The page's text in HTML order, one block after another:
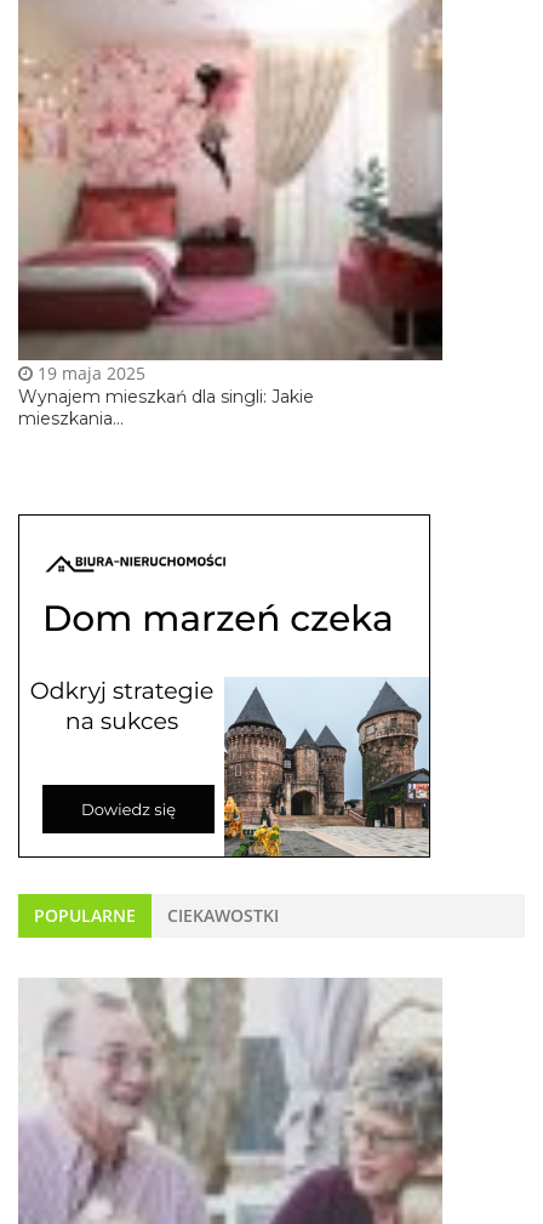
Wynajem mieszkań dla singli: Jakie
mieszkania...
19 maja 2025
POPULARNE CIEKAWOSTKI